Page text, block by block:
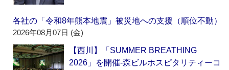
各社の「令和8年熊本地震」被災地への支援（順位不動）
2026年08月07日 (金)
【西川】「SUMMER BREATHING
2026」を開催‐森ビルホスピタリティーコ